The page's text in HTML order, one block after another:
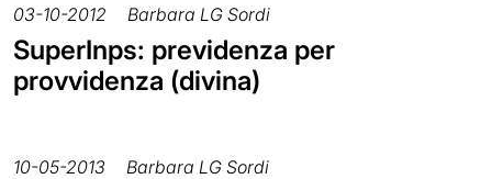
03-10-2012 Barbara LG Sordi
SuperInps: previdenza per
provvidenza (divina)
10-05-2013 Barbara LG Sordi